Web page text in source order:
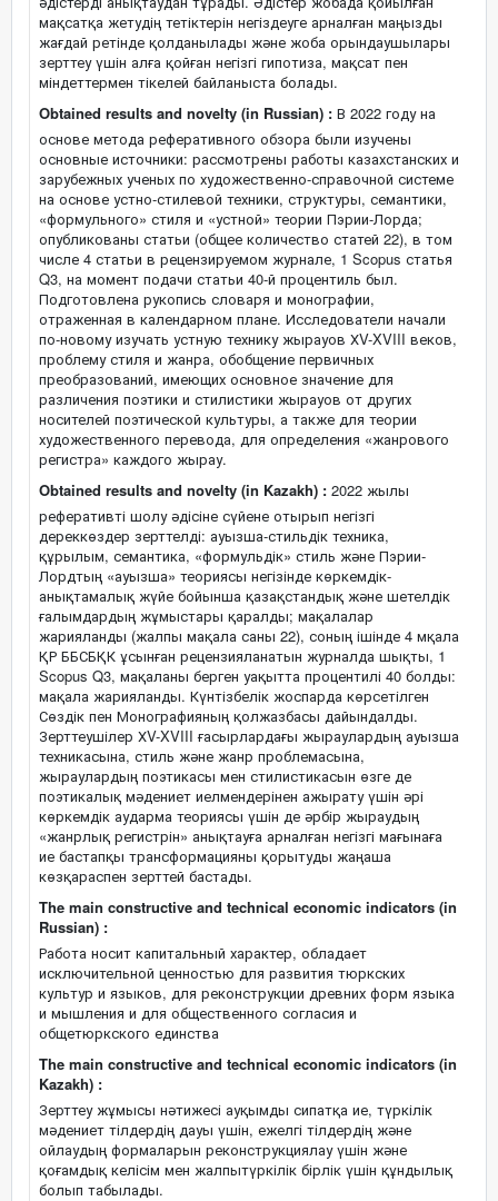
мақсатқа жетудің тетіктерін негіздеуге арналған маңызды
жағдай ретінде қолданылады және жоба орындаушылары
зерттеу үшін алға қойған негізгі гипотиза, мақсат пен
міндеттермен тікелей байланыста болады.
Obtained results and novelty (in Russian) : В 2022 году на
основе метода реферативного обзора были изучены
основные источники: рассмотрены работы казахстанских и
зарубежных ученых по художественно-справочной системе
на основе устно-стилевой техники, структуры, семантики,
«формульного» стиля и «устной» теории Пэрии-Лорда;
опубликованы статьи (общее количество статей 22), в том
числе 4 статьи в рецензируемом журнале, 1 Scopus статья
Q3, на момент подачи статьи 40-й процентиль был.
Подготовлена рукопись словаря и монографии,
отраженная в календарном плане. Исследователи начали
по-новому изучать устную технику жырауов ХV-XVIII веков,
проблему стиля и жанра, обобщение первичных
преобразований, имеющих основное значение для
различения поэтики и стилистики жырауов от других
носителей поэтической культуры, а также для теории
художественного перевода, для определения «жанрового
регистра» каждого жырау.
Obtained results and novelty (in Kazakh) : 2022 жылы
реферативті шолу әдісіне сүйене отырып негізгі
дереккөздер зерттелді: ауызша-стильдік техника,
құрылым, семантика, «формульдік» стиль және Пэрии-
Лордтың «ауызша» теориясы негізінде көркемдік-
анықтамалық жүйе бойынша қазақстандық және шетелдік
ғалымдардың жұмыстары қаралды; мақалалар
жарияланды (жалпы мақала саны 22), соның ішінде 4 мқала
ҚР ББСБҚК ұсынған рецензияланатын журналда шықты, 1
Scopus Q3, мақаланы берген уақытта процентилі 40 болды:
мақала жарияланды. Күнтізбелік жоспарда көрсетілген
Сөздік пен Монографияның қолжазбасы дайындалды.
Зерттеушілер ХV-XVIII ғасырлардағы жыраулардың ауызша
техникасына, стиль және жанр проблемасына,
жыраулардың поэтикасы мен стилистикасын өзге де
поэтикалық мәдениет иелмендерінен ажырату үшін әрі
көркемдік аударма теориясы үшін де әрбір жыраудың
«жанрлық регистрін» анықтауға арналған негізгі мағынаға
ие бастапқы трансформацияны қорытуды жаңаша
көзқараспен зерттей бастады.
The main constructive and technical economic indicators (in
Russian) :
Работа носит капитальный характер, обладает
исключительной ценностью для развития тюркских
культур и языков, для реконструкции древних форм языка
и мышления и для общественного согласия и
общетюркского единства
The main constructive and technical economic indicators (in
Kazakh) :
Зерттеу жұмысы нәтижесі ауқымды сипатқа ие, түркілік
мәдениет тілдердің дауы үшін, ежелгі тілдердің және
ойлаудың формаларын реконструкциялау үшін және
қоғамдық келісім мен жалпытүркілік бірлік үшін құндылық
болып табылады.